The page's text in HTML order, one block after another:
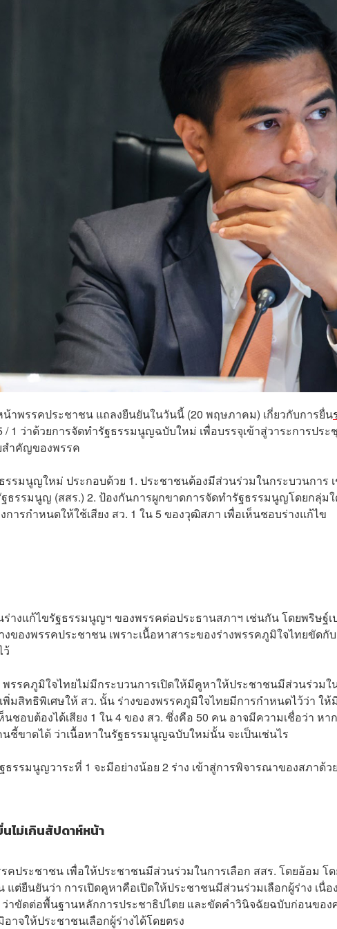
พรรคประชาชน แถลงยืนยันในวันนี้ (20 พฤษภาคม) เกี่ยวกับการยื่น
/ 1 ว่าด้วยการจัดทำรัฐธรรมนูญฉบับใหม่ เพื่อบรรจุเข้าสู่วาระการประ
ำคัญของพรรค
รมนูญใหม่ ประกอบด้วย 1. ประชาชนต้องมีส่วนร่วมในกระบวนการ
ธรรมนูญ (สสร.) 2. ป้องกันการผูกขาดการจัดทำรัฐธรรมนูญโดยกลุ่ม
ารกำหนดให้ใช้เสียง สว. 1 ใน 5 ของวุฒิสภา เพื่อเห็นชอบร่างแก้ไข
างแก้ไขรัฐธรรมนูญฯ ของพรรคต่อประธานสภาฯ เช่นกัน โดยพริษฐ์เ
ของพรรคประชาชน เพราะเนื้อหาสาระของร่างพรรคภูมิใจไทยขัดกับ
ว้
รรคภูมิใจไทยไม่มีกระบวนการเปิดให้มีคูหาให้ประชาชนมีส่วนร่วมใ
พิ่มสิทธิพิเศษให้ สว. นั้น ร่างของพรรคภูมิใจไทยมีการกําหนดไว้ว่า ให้
ชอบต้องได้เสียง 1 ใน 4 ของ สว. ซึ่งคือ 50 คน อาจมีความเชื่อว่า หา
ชี้ขาดได้ ว่าเนื้อหาในรัฐธรรมนูญฉบับใหม่นั้น จะเป็นเช่นไร
รรมนูญวาระที่ 1 จะมีอย่างน้อย 2 ร่าง เข้าสู่การพิจารณาของสภาด้ว
ไม่เกินสัปดาห์หน้า
ประชาชน เพื่อให้ประชาชนมีส่วนร่วมในการเลือก สสร. โดยอ้อม โ
ต่ยืนยันว่า การเปิดคูหาคือเปิดให้ประชาชนมีส่วนร่วมเลือกผู้ร่าง เนื่อ
าขัดต่อพื้นฐานหลักการประชาธิปไตย และขัดคําวินิจฉัยฉบับก่อนของ
าจให้ประชาชนเลือกผู้ร่างได้โดยตรง